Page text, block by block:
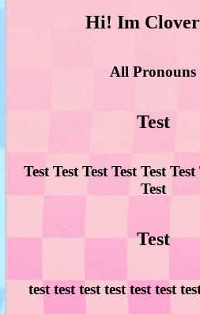
Hi! Im
All Pronouns
Test
Test Test Test Test Test Test
Test
Test
test test test test test test